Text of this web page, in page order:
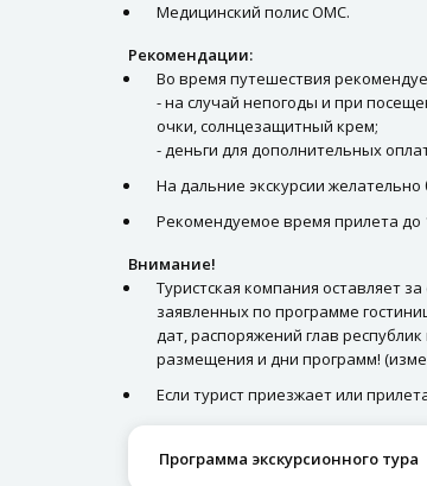
Медицинский полис ОМС.
Рекомендации:
Во время путешествия
- на случай непогоды и при
очки, солнцезащитный крем;
- деньги для дополнительных
На дальние экскурсии
Рекомендуемое время прилета до
Внимание!
Туристская компания оставляет
заявленных по программе
дат, распоряжений глав
размещения и дни программ!
Если турист приезжает или
Программа экскурсионного тура